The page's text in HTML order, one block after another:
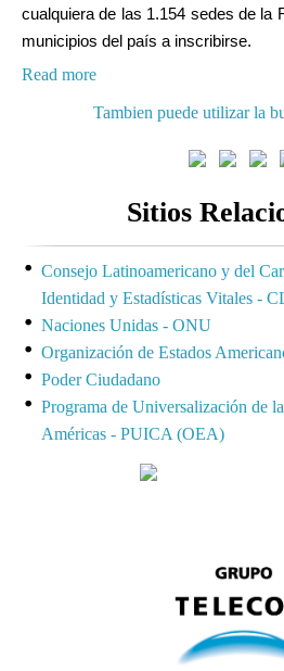
cualquiera de las 1.154 sedes de la
municipios del país a inscribirse.
Read more
Tambien puede utilizar la
Sitios
Consejo Latinoamericano y del
Identidad y Estadísticas Vitales -
Naciones Unidas - ONU
Organización de Estados
Poder Ciudadano
Programa de Universalización de
Américas - PUICA (OEA)